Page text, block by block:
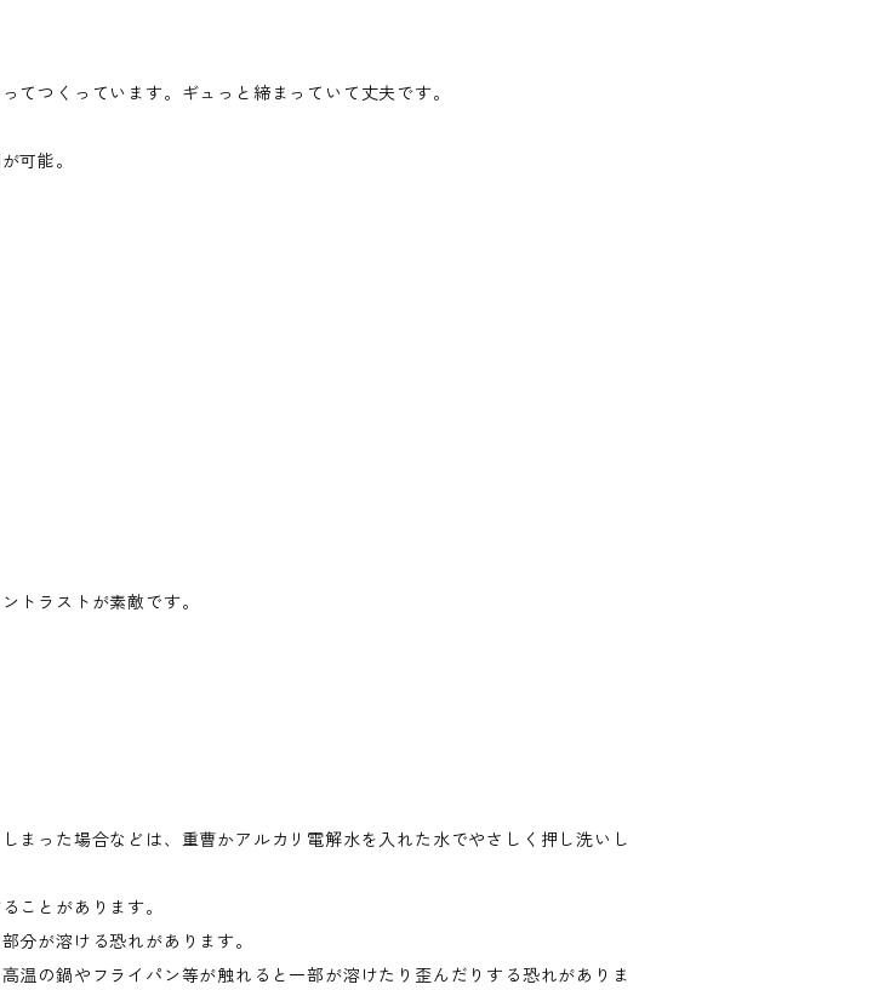
てつくっています。ギュっと締まっていて丈夫です。
可能。
トラストが素敵です。
まった場合などは、重曹かアルカリ電解水を入れた水でやさしく押し洗いし
ことがあります。
分が溶ける恐れがあります。
温の鍋やフライパン等が触れると一部が溶けたり歪んだりする恐れがありま